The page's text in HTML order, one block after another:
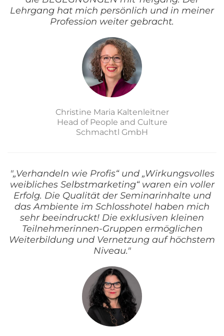
Lehrgang hat mich persönlich und in meiner
Profession weiter gebracht.
Christine Maria Kaltenleitner
Head of People and Culture
Schmachtl GmbH
"„Verhandeln wie Profis“ und „Wirkungsvolles
weibliches Selbstmarketing“ waren ein voller
Erfolg. Die Qualität der Seminarinhalte und
das Ambiente im Schlosshotel haben mich
sehr beeindruckt! Die exklusiven kleinen
Teilnehmerinnen-Gruppen ermöglichen
Weiterbildung und Vernetzung auf höchstem
Niveau."